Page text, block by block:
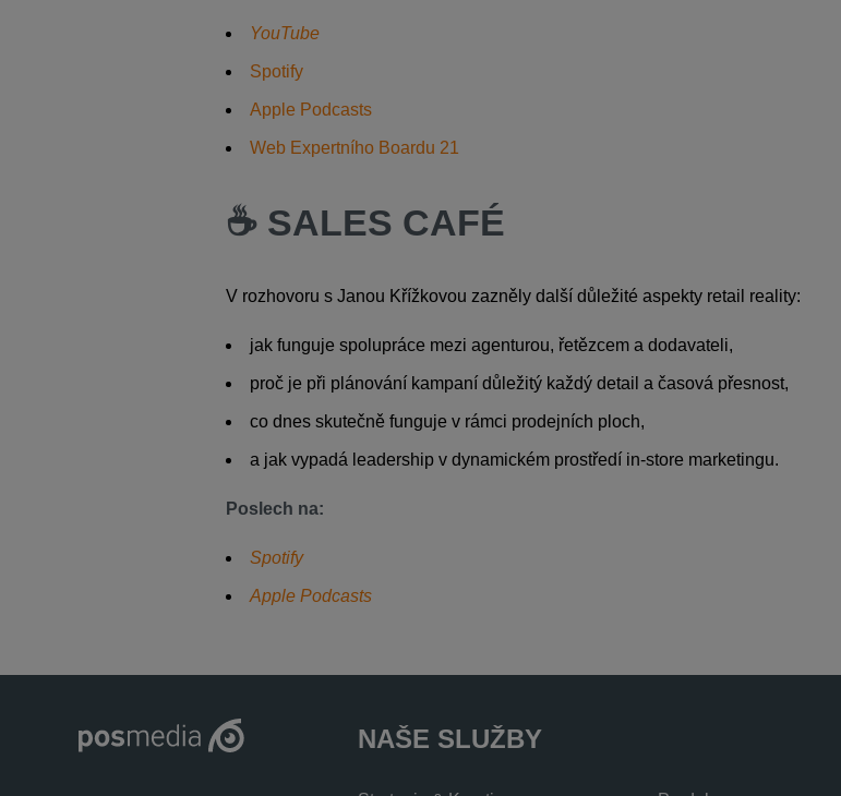
YouTube
Spotify
Apple Podcasts
Web Expertního Boardu 21
☕ SALES CAFÉ
V rozhovoru s Janou Křížkovou zazněly další důležité aspekty retail reality:
jak funguje spolupráce mezi agenturou, řetězcem a dodavateli,
proč je při plánování kampaní důležitý každý detail a časová přesnost,
co dnes skutečně funguje v rámci prodejních ploch,
a jak vypadá leadership v dynamickém prostředí in-store marketingu.
Poslech na:
Spotify
Apple Podcasts
NAŠE SLUŽBY